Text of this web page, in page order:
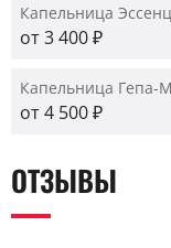
Капельница
от 3 400 ₽
Капельница Гепа-
от 4 500 ₽
ОТЗЫВЫ